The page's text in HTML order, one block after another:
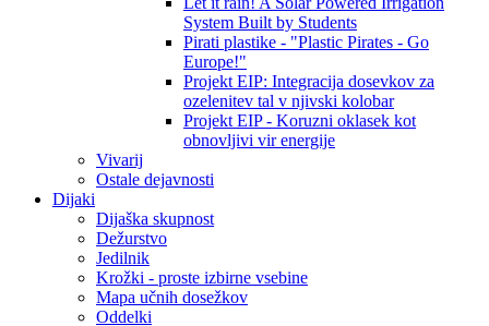
System Built by Students
Pirati plastike - "Plastic Pirates - Go
Europe!"
Projekt EIP: Integracija dosevkov za
ozelenitev tal v njivski kolobar
Projekt EIP - Koruzni oklasek kot
obnovljivi vir energije
Vivarij
Ostale dejavnosti
Dijaki
Dijaška skupnost
Dežurstvo
Jedilnik
Krožki - proste izbirne vsebine
Mapa učnih dosežkov
Oddelki